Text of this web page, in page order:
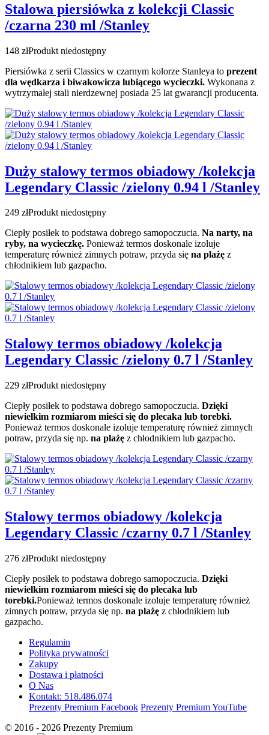
Stalowa piersiówka z kolekcji Classic
/czarna 230 ml /Stanley
148 złProdukt niedostępny
Piersiówka z serii Classics w czarnym kolorze Stanleya to prezent
dla wędkarza i biwakowicza lubiącego wycieczki. Wykonana z
wytrzymałej stali nierdzewnej posiada 25 lat gwarancji producenta.
Duży stalowy termos obiadowy /kolekcja
Legendary Classic /zielony 0.94 l /Stanley
249 złProdukt niedostępny
Ciepły posiłek to podstawa dobrego samopoczucia. Na narty, na
ryby, na wycieczkę. Ponieważ termos doskonale izoluje
temperaturę również zimnych potraw, przyda się na plażę z
chłodnikiem lub gazpacho.
Stalowy termos obiadowy /kolekcja
Legendary Classic /zielony 0.7 l /Stanley
229 złProdukt niedostępny
Ciepły posiłek to podstawa dobrego samopoczucia. Dzięki
niewielkim rozmiarom mieści się do plecaka lub torebki.
Ponieważ termos doskonale izoluje temperaturę również zimnych
potraw, przyda się np. na plażę z chłodnikiem lub gazpacho.
Stalowy termos obiadowy /kolekcja
Legendary Classic /czarny 0.7 l /Stanley
276 złProdukt niedostępny
Ciepły posiłek to podstawa dobrego samopoczucia. Dzięki
niewielkim rozmiarom mieści się do plecaka lub
torebki.Ponieważ termos doskonale izoluje temperaturę również
zimnych potraw, przyda się np. na plażę z chłodnikiem lub
gazpacho.
Regulamin
Polityka prywatności
Zakupy
Dostawa i płatności
O Nas
Kontakt: 518.486.074
Prezenty Premium Facebook Prezenty Premium YouTube
© 2016 - 2026 Prezenty Premium